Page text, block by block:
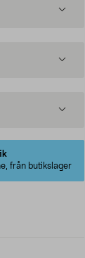
från butikslager